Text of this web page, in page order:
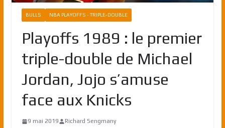
BULLS NBA PLAYOFFS - TRIPLE-DOUBLE
Playoffs 1989 : le premier
triple-double de Michael
Jordan, Jojo s’amuse
face aux Knicks
9 mai 2019 Richard Sengmany